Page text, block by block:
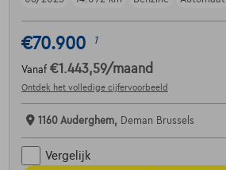
€70.900 1
Vanaf €1.443,59/maand
Ontdek het volledige cijfervoorbeeld
1160 Auderghem, Deman Brussels
Vergelijk